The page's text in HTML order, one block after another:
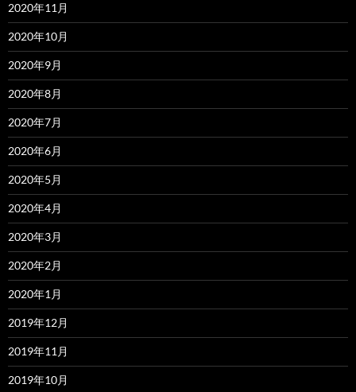
2020年11月
2020年10月
2020年9月
2020年8月
2020年7月
2020年6月
2020年5月
2020年4月
2020年3月
2020年2月
2020年1月
2019年12月
2019年11月
2019年10月